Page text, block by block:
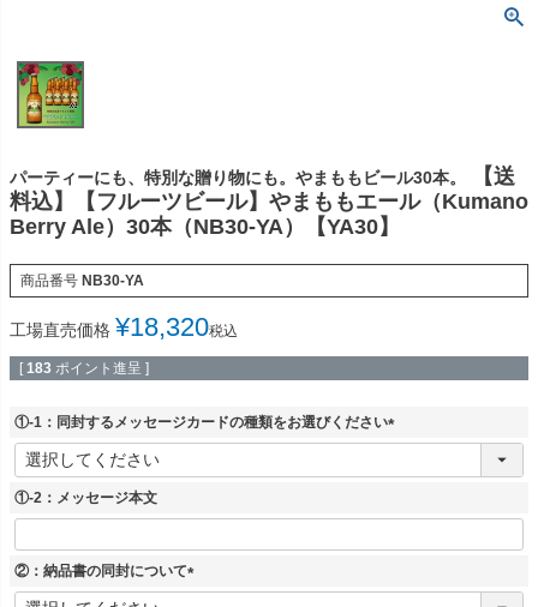
パーティーにも、特別な贈り物にも。やまももビール30本。
【送
料込】【フルーツビール】やまももエール（Kumano
Berry Ale）30本（NB30-YA）【YA30】
商品番号 NB30-YA
工場直売価格 ¥18,320税込
[ 183 ポイント進呈 ]
①-1：同封するメッセージカードの種類をお選びください
(
①-2：メッセージ本文
②：納品書の同封について
(